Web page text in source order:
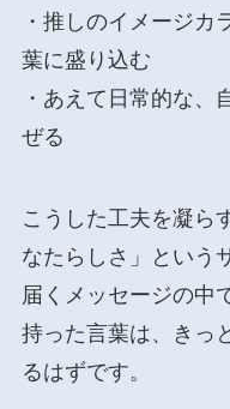
・推しのイメージカ
葉に盛り込む
・あえて日常的な、
ぜる
こうした工夫を凝ら
なたらしさ」という
届くメッセージの中
持った言葉は、きっ
るはずです。